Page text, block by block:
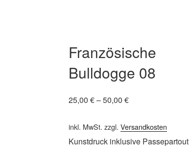
Französische
Bulldogge 08
25,00 €–50,00 €
inkl. MwSt. zzgl. Versandkosten
Kunstdruck inklusive Passepartout